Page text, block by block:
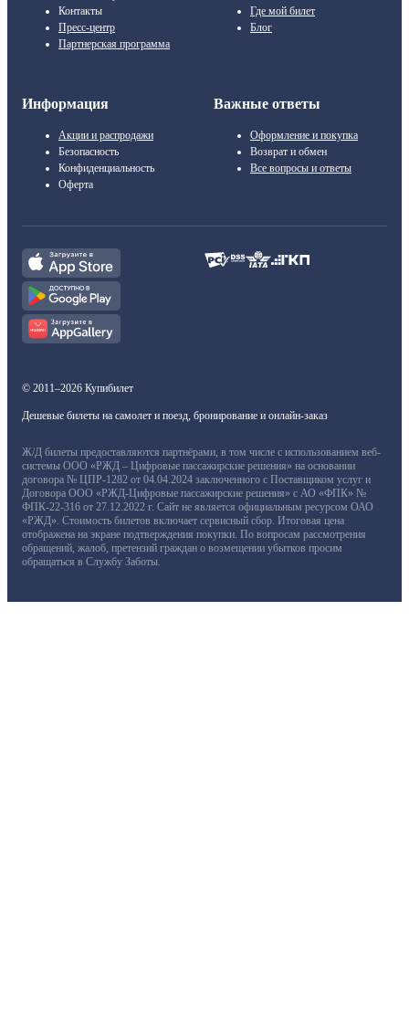
Контакты
Пресс-центр
Партнерская программа
Где мой билет
Блог
Информация
Акции и распродажи
Безопасность
Конфиденциальность
Оферта
Важные ответы
Оформление и покупка
Возврат и обмен
Все вопросы и ответы
© 2011–2026 Купибилет
Дешевые билеты на самолет и поезд, бронирование и онлайн-заказ
Ж/Д билеты предоставляются партнёрами, в том числе с использованием веб-
системы ООО «РЖД – Цифровые пассажирские решения» на основании
договора № ЦПР-1282 от 04.04.2024 заключенного с Поставщиком услуг и
Договора ООО «РЖД-Цифровые пассажирские решения» с АО «ФПК» №
ФПК-22-316 от 27.12.2022 г. Сайт не является официальным ресурсом ОАО
«РЖД». Стоимость билетов включает сервисный сбор. Итоговая цена
отображена на экране подтверждения покупки. По вопросам рассмотрения
обращений, жалоб, претензий граждан о возмещении убытков просим
обращаться в Службу Заботы.